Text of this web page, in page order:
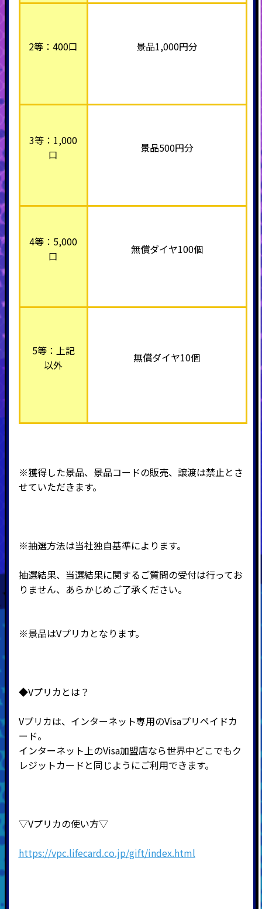
2等：400口 景品1,000円分
3等：1,000
口
景品500円分
4等：5,000
口
無償ダイヤ100個
5等：上記
以外
無償ダイヤ10個
※獲得した景品、景品コードの販売、譲渡は禁止とさ
せていただきます。
※抽選方法は当社独自基準によります。
抽選結果、当選結果に関するご質問の受付は行ってお
りません、あらかじめご了承ください。
※景品はVプリカとなります。
◆Vプリカとは？
Vプリカは、インターネット専用のVisaプリペイドカ
ード。
インターネット上のVisa加盟店なら世界中どこでもク
レジットカードと同じようにご利用できます。
▽Vプリカの使い方▽
https://vpc.lifecard.co.jp/gift/index.html